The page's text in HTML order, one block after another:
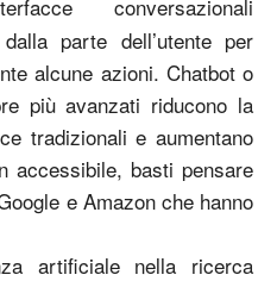
conversazionali
parte dell’utente per
alcune azioni. Chatbot o
più avanzati riducono la
tradizionali e aumentano
accessibile, basti pensare
e Amazon che hanno
artificiale nella ricerca